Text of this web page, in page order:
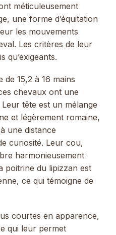
méticuleusement
une forme d’équitation
les mouvements
Les critères de leur
qu’exigeants.
de 15,2 à 16 mains
chevaux ont une
tête est un mélange
et légèrement romaine,
une distance
curiosité. Leur cou,
harmonieusement
poitrine du lipizzan est
ce qui témoigne de
courtes en apparence,
qui leur permet